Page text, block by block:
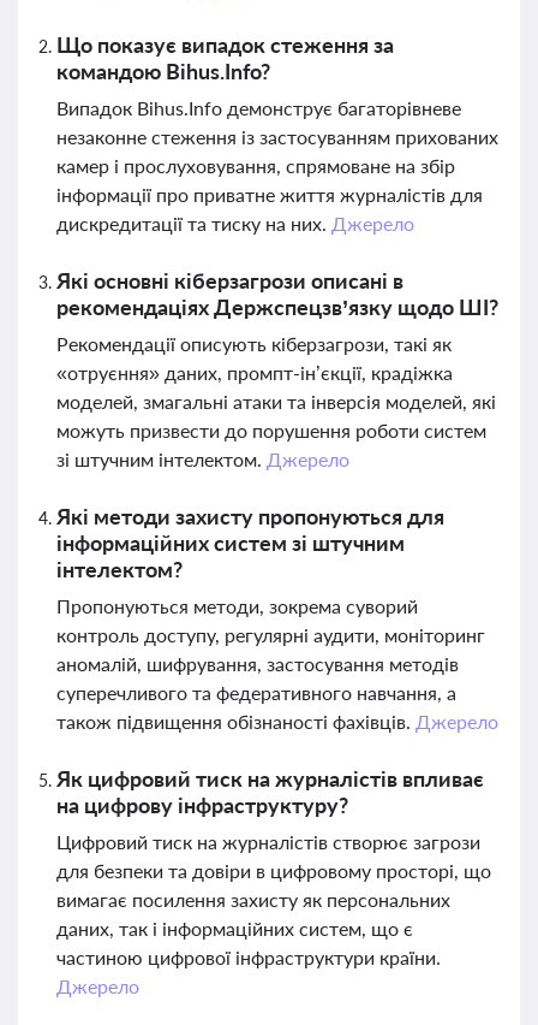
Що показує випадок стеження за
командою Bihus.Info?
Випадок Bihus.Info демонструє багаторівневе
незаконне стеження із застосуванням прихованих
камер і прослуховування, спрямоване на збір
інформації про приватне життя журналістів для
дискредитації та тиску на них. Джерело
Які основні кіберзагрози описані в
рекомендаціях Держспецзв’язку щодо ШІ?
Рекомендації описують кіберзагрози, такі як
«отруєння» даних, промпт-ін’єкції, крадіжка
моделей, змагальні атаки та інверсія моделей, які
можуть призвести до порушення роботи систем
зі штучним інтелектом. Джерело
Які методи захисту пропонуються для
інформаційних систем зі штучним
інтелектом?
Пропонуються методи, зокрема суворий
контроль доступу, регулярні аудити, моніторинг
аномалій, шифрування, застосування методів
суперечливого та федеративного навчання, а
також підвищення обізнаності фахівців. Джерело
Як цифровий тиск на журналістів впливає
на цифрову інфраструктуру?
Цифровий тиск на журналістів створює загрози
для безпеки та довіри в цифровому просторі, що
вимагає посилення захисту як персональних
даних, так і інформаційних систем, що є
частиною цифрової інфраструктури країни.
Джерело